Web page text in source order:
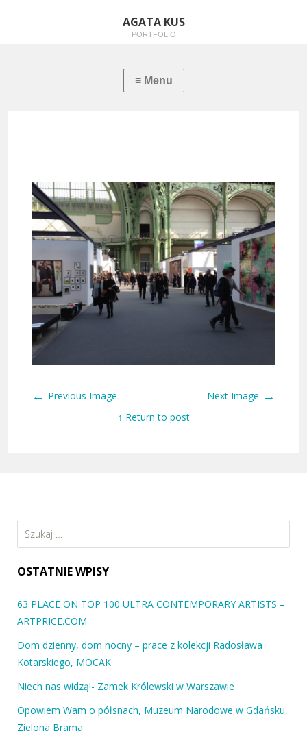
AGATA KUS
PORTFOLIO
← Previous Image Next Image →
↑ Return to post
Szukaj:
OSTATNIE WPISY
63 PLACE ON TOP 100 ULTRA CONTEMPORARY ARTISTS –
ARTPRICE.COM
Dom dzienny, dom nocny – prace z kolekcji Radosława
Kotarskiego, MOCAK
Niech nas widzą!- Zamek Królewski w Warszawie
Opowiem Wam o półsnach, Muzeum Narodowe w Gdańsku,
Zielona Brama